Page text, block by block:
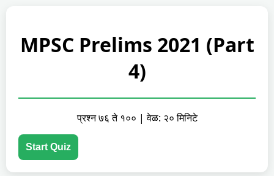
MPSC Prelims 2021 (Part
4)
प्रश्न ७६ ते १०० | वेळ: २० मिनिटे
Start Quiz